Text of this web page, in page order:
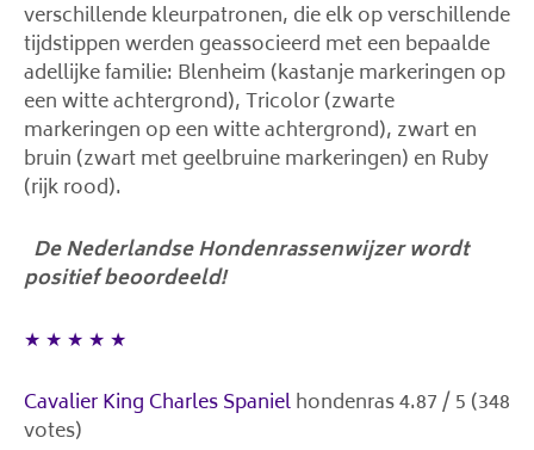
verschillende kleurpatronen, die elk op verschillende
tijdstippen werden geassocieerd met een bepaalde
adellijke familie: Blenheim (kastanje markeringen op
een witte achtergrond), Tricolor (zwarte
markeringen op een witte achtergrond), zwart en
bruin (zwart met geelbruine markeringen) en Ruby
(rijk rood).
De Nederlandse Hondenrassenwijzer wordt
positief beoordeeld!
★ ★ ★ ★ ★
Cavalier King Charles Spanielhondenras4.87/5 (348
votes)